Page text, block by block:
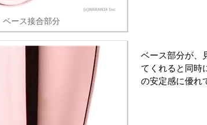
ベース接合部分
ベース部分が、
てくれると同時
の安定感に優れ